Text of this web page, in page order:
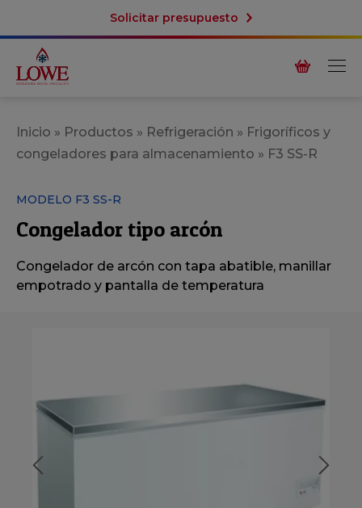
Solicitar presupuesto
Inicio » Productos » Refrigeración » Frigoríficos y
congeladores para almacenamiento » F3 SS-R
MODELO F3 SS-R
Congelador tipo arcón
Congelador de arcón con tapa abatible, manillar
empotrado y pantalla de temperatura